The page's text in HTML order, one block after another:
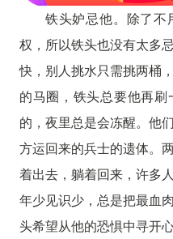
铁头妒忌他。除了不
权，所以铁头也没有太多
快，别人挑水只需挑两桶
的马圈，铁头总要他再
的，夜里总是会冻醒。他
方运回来的兵士的遗体。
着出去，躺着回来，许多
年少见识少，总是把最血
头希望从他的恐惧中寻开心